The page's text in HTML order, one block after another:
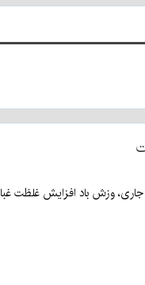
وزش باد افزایش غلظت